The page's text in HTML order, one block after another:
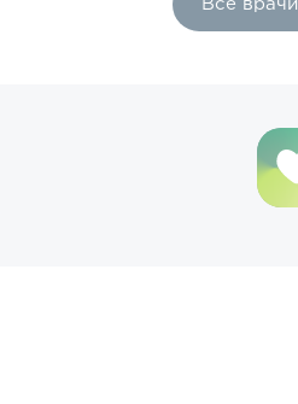
Все врачи